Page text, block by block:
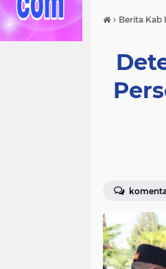
› Berita Kab